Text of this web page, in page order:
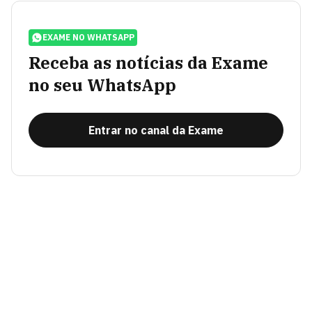
EXAME NO WHATSAPP
Receba as notícias da Exame
no seu WhatsApp
Entrar no canal da Exame